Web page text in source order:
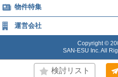
検討リスト
物件特集
運営会社
Copyright ©
SAN-ESU Inc. All